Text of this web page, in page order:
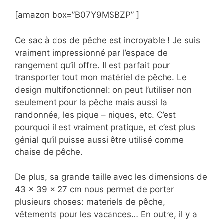
[amazon box=”B07Y9MSBZP” ]
Ce sac à dos de pêche est incroyable ! Je suis
vraiment impressionné par l’espace de
rangement qu’il offre. Il est parfait pour
transporter tout mon matériel de pêche. Le
design multifonctionnel: on peut l’utiliser non
seulement pour la pêche mais aussi la
randonnée, les pique – niques, etc. C’est
pourquoi il est vraiment pratique, et c’est plus
génial qu’il puisse aussi être utilisé comme
chaise de pêche.
De plus, sa grande taille avec les dimensions de
43 x 39 x 27 cm nous permet de porter
plusieurs choses: materiels de pêche,
vêtements pour les vacances… En outre, il y a